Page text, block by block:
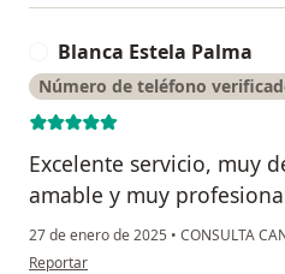
Blanca Estela Palma
Número de teléfono
Excelente servicio, muy
amable y muy
27 de enero de 2025 • CONSULTA
en opinión del usuario Blanca Estela
Reportar